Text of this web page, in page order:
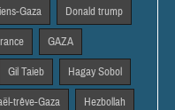
Gaza Donald trump
GAZA
Gil Taieb Hagay Sobol
trêve-Gaza Hezbollah